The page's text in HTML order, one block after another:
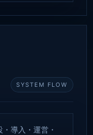
SYSTEM FLOW
導入・運営・